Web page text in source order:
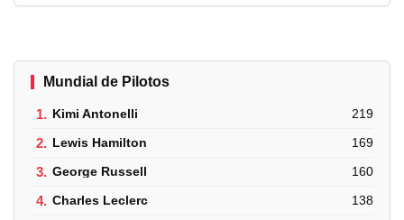
Mundial de Pilotos
1. Kimi Antonelli 219
2. Lewis Hamilton 169
3. George Russell 160
4. Charles Leclerc 138